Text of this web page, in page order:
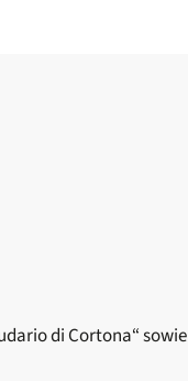
di Cortona“ sowie